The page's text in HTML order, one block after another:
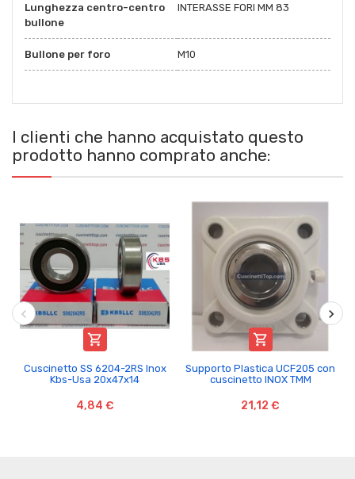
Lunghezza centro-centro
bullone
INTERASSE FORI MM 83
Bullone per foro M10
I clienti che hanno acquistato questo
prodotto hanno comprato anche:

Cuscinetto SS 6204-2RS Inox
Kbs-Usa 20x47x14
4,84 €

Supporto Plastica UCF205 con
cuscinetto INOX TMM
21,12 €